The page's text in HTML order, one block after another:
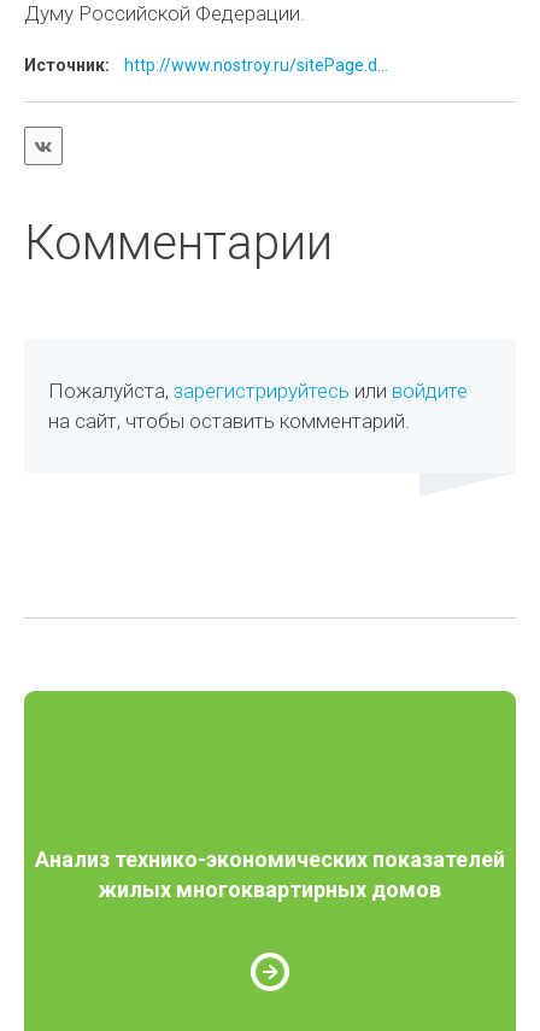
Думу Российской Федерации.
Источник: http://www.nostroy.ru/sitePage.d...
Комментарии
Пожалуйста,зарегистрируйтесь или войдите
на сайт, чтобы оставить комментарий.
Анализ технико-экономических показателей
жилых многоквартирных домов